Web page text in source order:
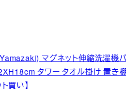
マグネット伸縮洗濯機
タワー タオル掛け 置き
買い】